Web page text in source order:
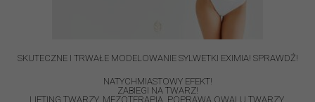
SKUTECZNE I TRWAŁE MODELOWANIE SYLWETKI EXIMIA! SPRAWDŹ!
NATYCHMIASTOWY EFEKT!
ZABIEGI NA TWARZ!
LIFTING TWARZY, MEZOTERAPIA, POPRAWA OWALU TWARZY,